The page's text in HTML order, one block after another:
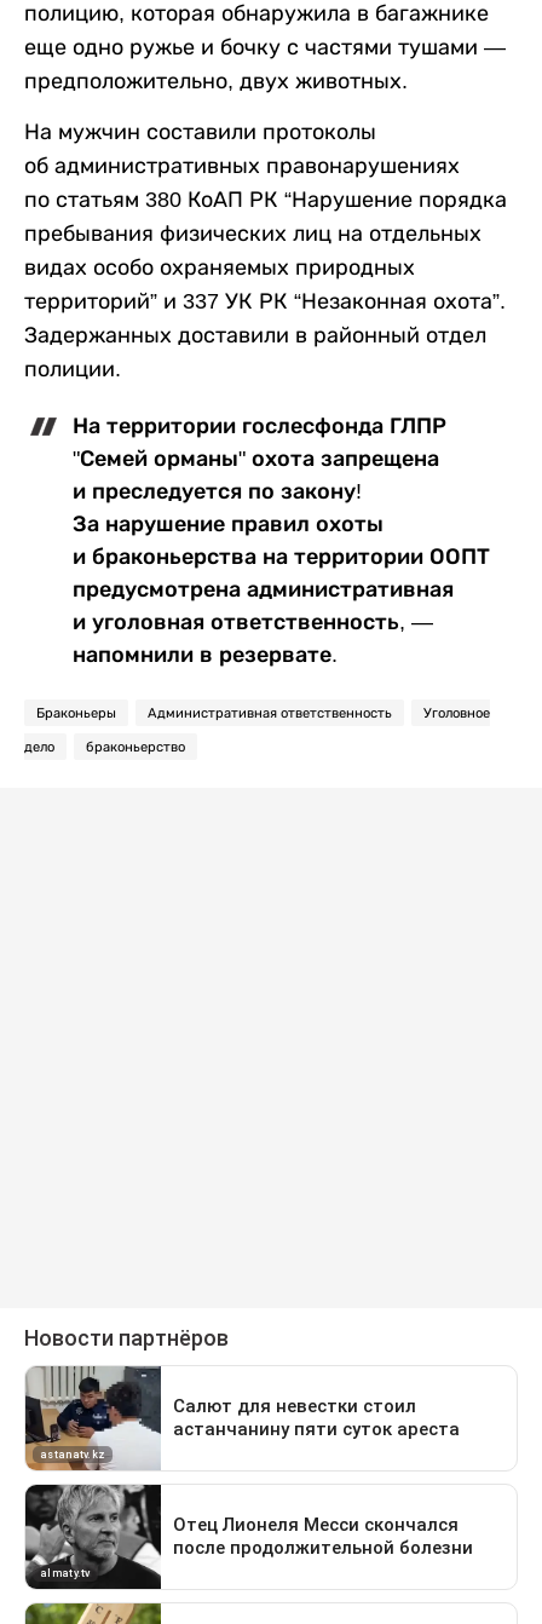
полицию, которая обнаружила в багажнике
еще одно ружье и бочку с частями тушами —
предположительно, двух животных.
На мужчин составили протоколы
об административных правонарушениях
по статьям 380 КоАП РК “Нарушение порядка
пребывания физических лиц на отдельных
видах особо охраняемых природных
территорий” и 337 УК РК “Незаконная охота”.
Задержанных доставили в районный отдел
полиции.
На территории гослесфонда ГЛПР
"Семей орманы" охота запрещена
и преследуется по закону!
За нарушение правил охоты
и браконьерства на территории ООПТ
предусмотрена административная
и уголовная ответственность, —
напомнили в резервате.
Браконьеры Административная ответственность Уголовное
дело браконьерство